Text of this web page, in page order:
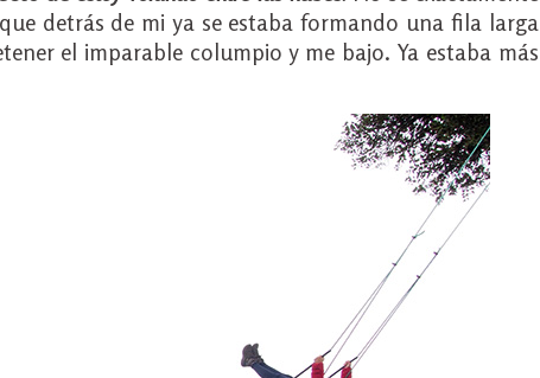
detrás de mi ya se estaba formando una fila larga
el imparable columpio y me bajo. Ya estaba más